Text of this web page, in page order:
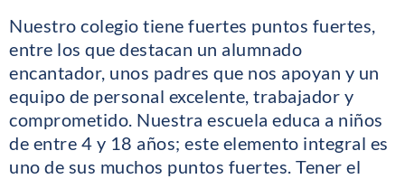
Nuestro colegio tiene fuertes puntos fuertes,
entre los que destacan un alumnado
encantador, unos padres que nos apoyan y un
equipo de personal excelente, trabajador y
comprometido. Nuestra escuela educa a niños
de entre 4 y 18 años; este elemento integral es
uno de sus muchos puntos fuertes. Tener el